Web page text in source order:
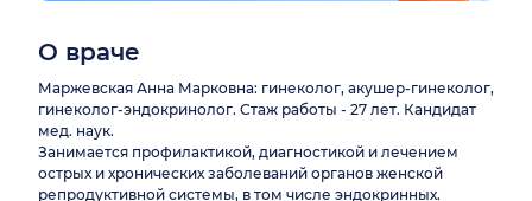
О враче
Маржевская Анна Марковна: гинеколог, акушер-гинеколог,
гинеколог-эндокринолог. Стаж работы - 27 лет. Кандидат
мед. наук.
Занимается профилактикой, диагностикой и лечением
острых и хронических заболеваний органов женской
репродуктивной системы, в том числе эндокринных.